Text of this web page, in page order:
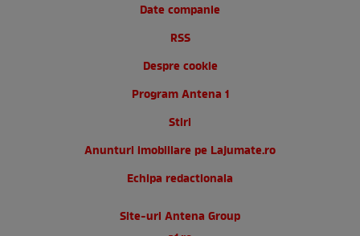
Date companie
RSS
Despre cookie
Program Antena 1
Stiri
Anunturi imobiliare pe Lajumate.ro
Echipa redactionala
Site-uri Antena Group